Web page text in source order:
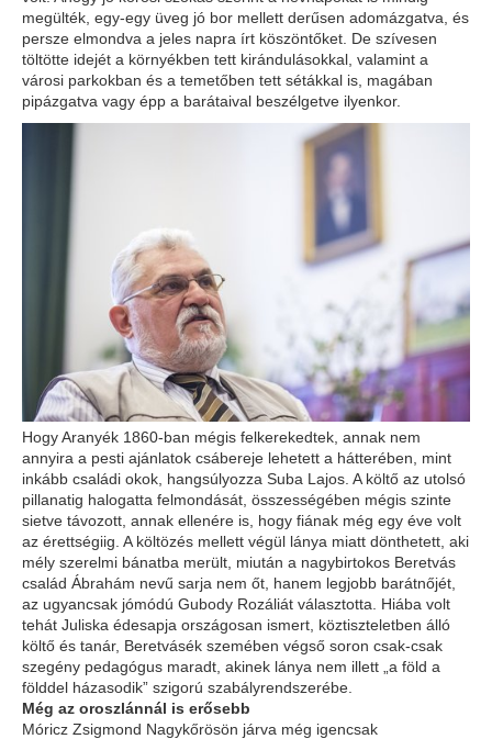
megülték, egy-egy üveg jó bor mellett derűsen adomázgatva, és
persze elmondva a jeles napra írt köszöntőket. De szívesen
töltötte idejét a környékben tett kirándulásokkal, valamint a
városi parkokban és a temetőben tett sétákkal is, magában
pipázgatva vagy épp a barátaival beszélgetve ilyenkor.
Hogy Aranyék 1860-ban mégis felkerekedtek, annak nem
annyira a pesti ajánlatok csábereje lehetett a hátterében, mint
inkább családi okok, hangsúlyozza Suba Lajos. A költő az utolsó
pillanatig halogatta felmondását, összességében mégis szinte
sietve távozott, annak ellenére is, hogy fiának még egy éve volt
az érettségiig. A költözés mellett végül lánya miatt dönthetett, aki
mély szerelmi bánatba merült, miután a nagybirtokos Beretvás
család Ábrahám nevű sarja nem őt, hanem legjobb barátnőjét,
az ugyancsak jómódú Gubody Rozáliát választotta. Hiába volt
tehát Juliska édesapja országosan ismert, köztiszteletben álló
költő és tanár, Beretvásék szemében végső soron csak-csak
szegény pedagógus maradt, akinek lánya nem illett „a föld a
földdel házasodik” szigorú szabályrendszerébe.
Még az oroszlánnál is erősebb
Móricz Zsigmond Nagykőrösön járva még igencsak